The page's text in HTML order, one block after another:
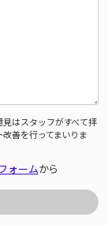
はスタッフがすべて拝
善を行ってまいりま
ォームから